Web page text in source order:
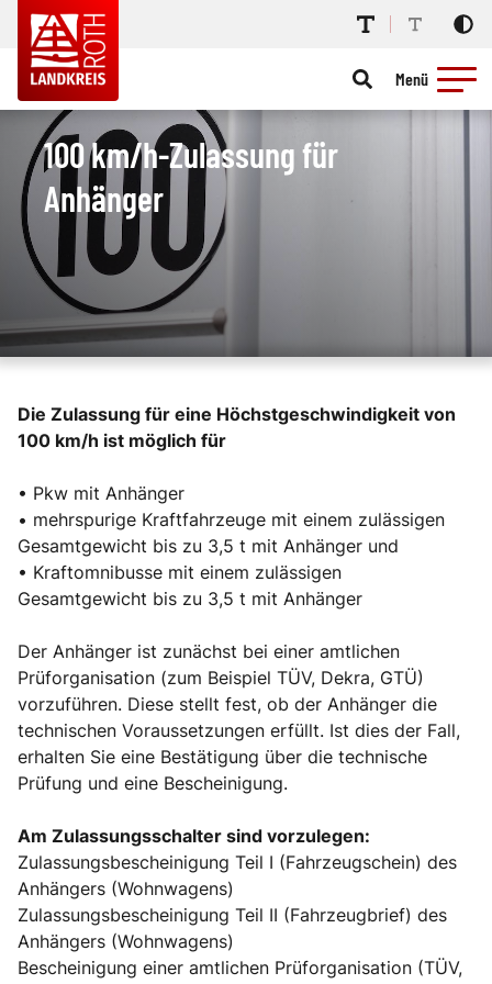
Menü
100 km/h-Zulassung für
Anhänger
Die Zulassung für eine Höchstgeschwindigkeit von
100 km/h ist möglich für
• Pkw mit Anhänger
• mehrspurige Kraftfahrzeuge mit einem zulässigen
Gesamtgewicht bis zu 3,5 t mit Anhänger und
• Kraftomnibusse mit einem zulässigen
Gesamtgewicht bis zu 3,5 t mit Anhänger
Der Anhänger ist zunächst bei einer amtlichen
Prüforganisation (zum Beispiel TÜV, Dekra, GTÜ)
vorzuführen. Diese stellt fest, ob der Anhänger die
technischen Voraussetzungen erfüllt. Ist dies der Fall,
erhalten Sie eine Bestätigung über die technische
Prüfung und eine Bescheinigung.
Am Zulassungsschalter sind vorzulegen:
Zulassungsbescheinigung Teil I (Fahrzeugschein) des
Anhängers (Wohnwagens)
Zulassungsbescheinigung Teil II (Fahrzeugbrief) des
Anhängers (Wohnwagens)
Bescheinigung einer amtlichen Prüforganisation (TÜV,